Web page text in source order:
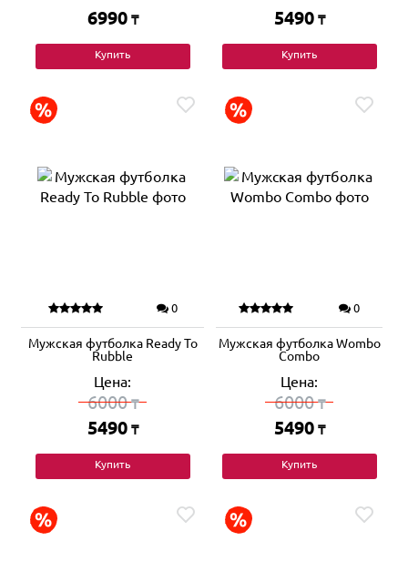
6990 ₸
Купить
5490 ₸
Купить
0
Мужская футболка Ready To
Rubble
Цена:
6000₸
5490 ₸
Купить
0
Мужская футболка Wombo
Combo
Цена:
6000₸
5490 ₸
Купить